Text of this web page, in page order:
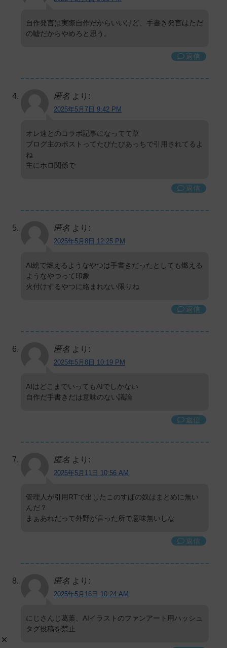
自作発言は実際自作だからいいけど、手書き発言はただ
の嘘だからやめろと思う。
返信
匿名 より:
2025年5月7日 9:42 PM
オレ速とのコラボ記事になってて草
ブログ主のポストってたびたびあっちで引用されてるよ
ね
主にホロ関係で
返信
匿名 より:
2025年5月8日 12:25 PM
AI絵で燃えるようなやつは手書きだったとしても燃える
ようなやつって印象
火付けするやつに絡まれない限りね
返信
匿名 より:
2025年5月8日 10:19 PM
AIはどこまでいってもAIでしかない
自作だ手書きだは意味のない議論
返信
匿名 より:
2025年5月11日 10:56 AM
管理人が引用RTで出したこのすばの奴はまとめに無い
んだ？
まぁあれだって外野が言った所で意味無いしな
返信
匿名 より:
2025年5月16日 10:24 AM
にじさんじ葛葉、AIイラストのファンアート用ハッシュ
タグ投稿を禁止